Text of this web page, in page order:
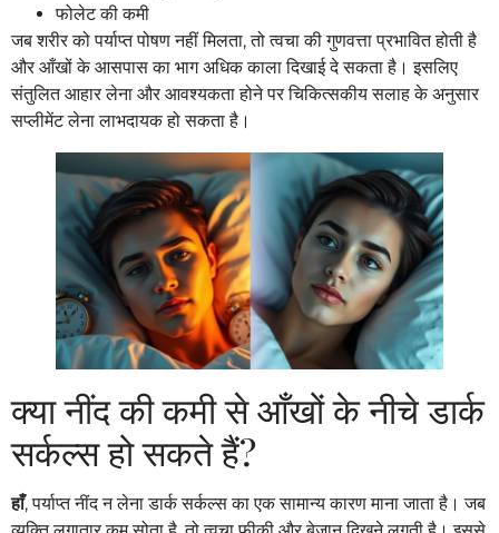
फोलेट की कमी
जब शरीर को पर्याप्त पोषण नहीं मिलता, तो त्वचा की गुणवत्ता प्रभावित होती है
और आँखों के आसपास का भाग अधिक काला दिखाई दे सकता है। इसलिए
संतुलित आहार लेना और आवश्यकता होने पर चिकित्सकीय सलाह के अनुसार
सप्लीमेंट लेना लाभदायक हो सकता है।
क्या नींद की कमी से आँखों के नीचे डार्क
सर्कल्स हो सकते हैं?
हाँ, पर्याप्त नींद न लेना डार्क सर्कल्स का एक सामान्य कारण माना जाता है। जब